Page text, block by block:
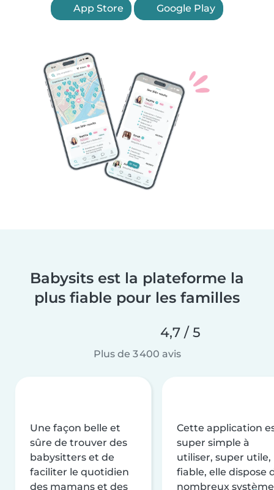
App Store Google Play
Babysits est la plateforme la
plus fiable pour les familles
4,7 / 5
Plus de 3 400 avis
Une façon belle et
sûre de trouver des
babysitters et de
faciliter le quotidien
des mamans et des
Cette application
super simple à
utiliser, super utile,
fiable, elle dispose
nombreux